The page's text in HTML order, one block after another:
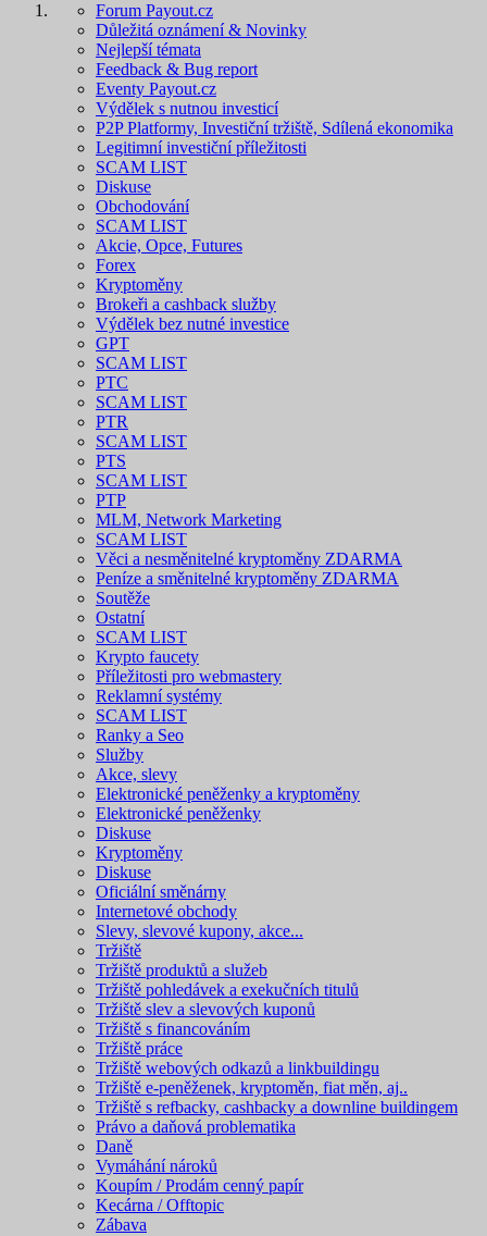
Forum Payout.cz
Důležitá oznámení & Novinky
Nejlepší témata
Feedback & Bug report
Eventy Payout.cz
Výdělek s nutnou investicí
P2P Platformy, Investiční tržiště, Sdílená ekonomika
Legitimní investiční příležitosti
SCAM LIST
Diskuse
Obchodování
SCAM LIST
Akcie, Opce, Futures
Forex
Kryptoměny
Brokeři a cashback služby
Výdělek bez nutné investice
GPT
SCAM LIST
PTC
SCAM LIST
PTR
SCAM LIST
PTS
SCAM LIST
PTP
MLM, Network Marketing
SCAM LIST
Věci a nesměnitelné kryptoměny ZDARMA
Peníze a směnitelné kryptoměny ZDARMA
Soutěže
Ostatní
SCAM LIST
Krypto faucety
Příležitosti pro webmastery
Reklamní systémy
SCAM LIST
Ranky a Seo
Služby
Akce, slevy
Elektronické peněženky a kryptoměny
Elektronické peněženky
Diskuse
Kryptoměny
Diskuse
Oficiální směnárny
Internetové obchody
Slevy, slevové kupony, akce...
Tržiště
Tržiště produktů a služeb
Tržiště pohledávek a exekučních titulů
Tržiště slev a slevových kuponů
Tržiště s financováním
Tržiště práce
Tržiště webových odkazů a linkbuildingu
Tržiště e-peněženek, kryptoměn, fiat měn, aj..
Tržiště s refbacky, cashbacky a downline buildingem
Právo a daňová problematika
Daně
Vymáhání nároků
Koupím / Prodám cenný papír
Kecárna / Offtopic
Zábava